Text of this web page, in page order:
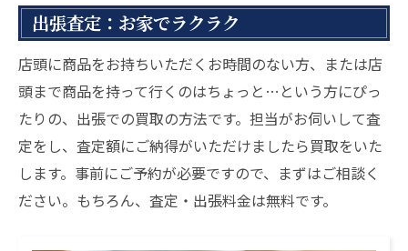
出張査定：お家でラクラク
店頭に商品をお持ちいただくお時間のない方、または店
頭まで商品を持って行くのはちょっと…という方にぴっ
たりの、出張での買取の方法です。担当がお伺いして査
定をし、査定額にご納得がいただけましたら買取をいた
します。事前にご予約が必要ですので、まずはご相談く
ださい。もちろん、査定・出張料金は無料です。